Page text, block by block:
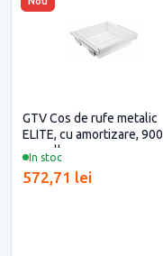
In stoc
GTV Cos de rufe metalic
ELITE, cu amortizare, 900
mm, alb
572,71 lei